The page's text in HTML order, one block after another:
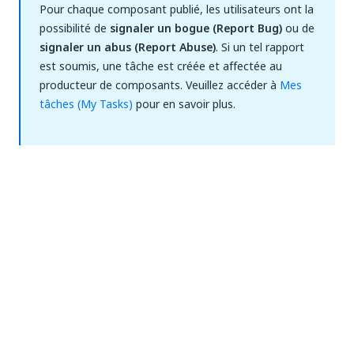
Pour chaque composant publié, les utilisateurs ont la
possibilité de signaler un bogue (Report Bug)ou de
signaler un abus (Report Abuse). Si un tel rapport
est soumis, une tâche est créée et affectée au
producteur de composants. Veuillez accéder à Mes
tâches (My Tasks) pour en savoir plus.